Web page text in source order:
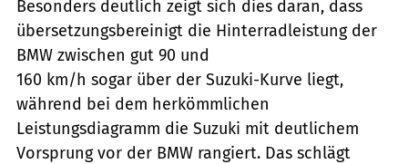
Besonders deutlich zeigt sich dies daran, dass
übersetzungsbereinigt die Hinterradleistung der
BMW zwischen gut 90 und
160 km/h sogar über der Suzuki-Kurve liegt,
während bei dem herkömmlichen
Leistungsdiagramm die Suzuki mit deutlichem
Vorsprung vor der BMW rangiert. Das schlägt